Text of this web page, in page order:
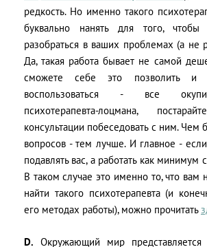
редкость. Но именно такого
буквально нанять для того,
разобраться в ваших проблемах (а не
Да, такая работа бывает не самой
сможете себе это позволить и
воспользоваться - все
психотерапевта-лоцмана,
консультации побеседовать с ним. Чем
вопросов - тем лучше. И главное -
подавлять вас, а работать как минимум
В таком случае это именно то, что вам
найти такого психотерапевта (и
его методах работы), можно прочитать
D. Окружающий мир